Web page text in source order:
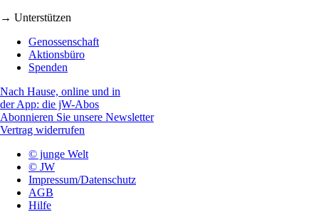
→ Unterstützen
Genossenschaft
Aktionsbüro
Spenden
Nach Hause, online und in
der App: die jW-Abos
Abonnieren Sie unsere Newsletter
Vertrag widerrufen
© junge Welt
© JW
Impressum/Datenschutz
AGB
Hilfe